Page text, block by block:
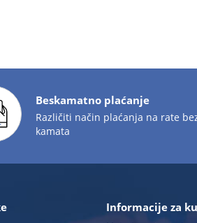
Beskamatno plaćanje
Različiti način plaćanja na rate
kamata
Informacije za